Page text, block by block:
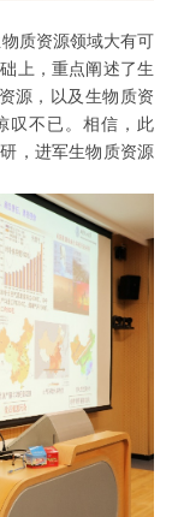
质资源领域大有可
上，重点阐述了生
源，以及生物质资
叹不已。相信，此
，进军生物质资源